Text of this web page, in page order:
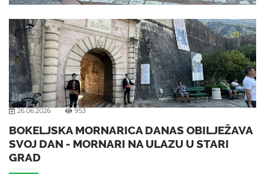
26.06.2026 953
BOKELJSKA MORNARICA DANAS OBILJEŽAVA
SVOJ DAN - MORNARI NA ULAZU U STARI
GRAD